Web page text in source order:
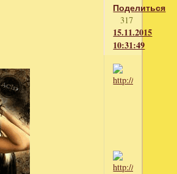
Поделиться
317
15.11.2015
10:31:49